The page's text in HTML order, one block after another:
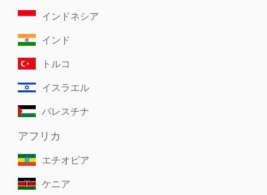
インドネシア
インド
トルコ
イスラエル
パレスチナ
アフリカ
エチオピア
ケニア